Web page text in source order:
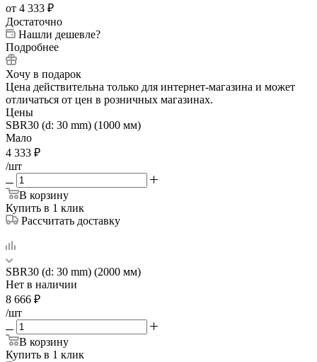
от 4 333 ₽
Достаточно
Нашли дешевле?
Подробнее
Хочу в подарок
Цена действительна только для интернет-магазина и может
отличаться от цен в розничных магазинах.
Цены
SBR30 (d: 30 mm) (1000 мм)
Мало
4 333 ₽
/шт
В корзину
Купить в 1 клик
Рассчитать доставку
SBR30 (d: 30 mm) (2000 мм)
Нет в наличии
8 666 ₽
/шт
В корзину
Купить в 1 клик